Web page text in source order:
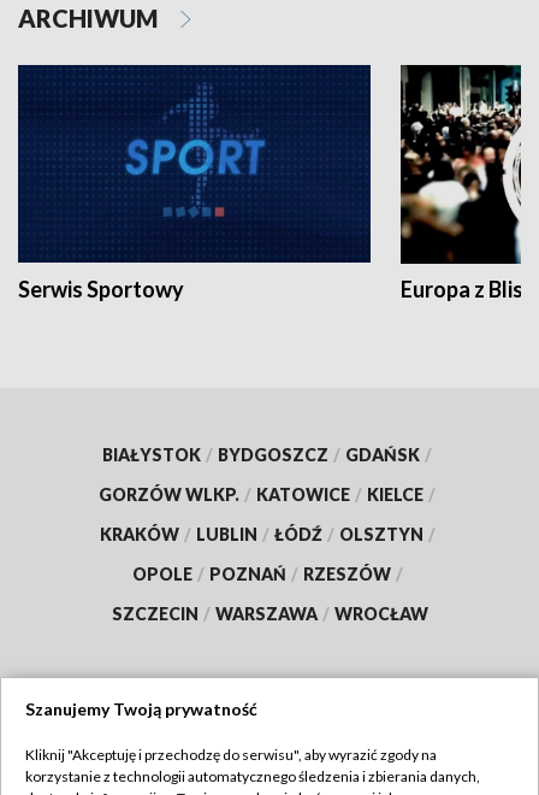
ARCHIWUM
Serwis Sportowy Europa z
BIAŁYSTOK / BYDGOSZCZ / GDAŃSK /
GORZÓW WLKP. / KATOWICE / KIELCE /
KRAKÓW / LUBLIN / ŁÓDŹ / OLSZTYN /
OPOLE / POZNAŃ / RZESZÓW /
SZCZECIN / WARSZAWA / WROCŁAW
TVP
Szanujemy Twoją prywatność
Kliknij "Akceptuję i przechodzę do serwisu", aby wyrazić zgody na
korzystanie z technologii automatycznego śledzenia i zbierania danych,